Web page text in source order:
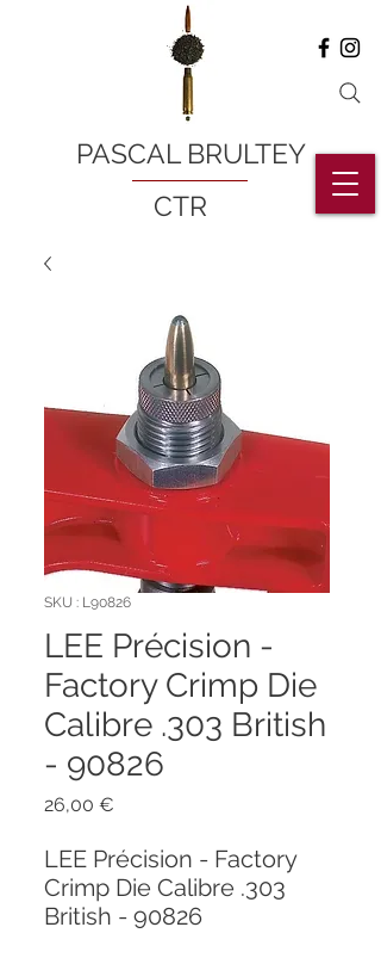
PASCAL BRULTEY
CTR
SKU : L90826
LEE Précision -
Factory Crimp Die
Calibre .303 British
- 90826
26,00 €
LEE Précision - Factory
Crimp Die Calibre .303
British - 90826